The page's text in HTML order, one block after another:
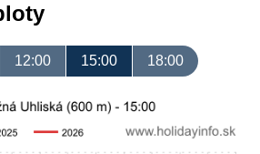
12:00 15:00 18:00